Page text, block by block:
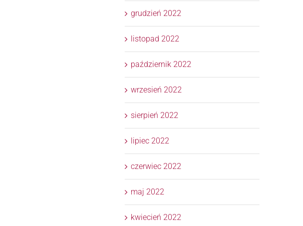
grudzień 2022
listopad 2022
październik 2022
wrzesień 2022
sierpień 2022
lipiec 2022
czerwiec 2022
maj 2022
kwiecień 2022